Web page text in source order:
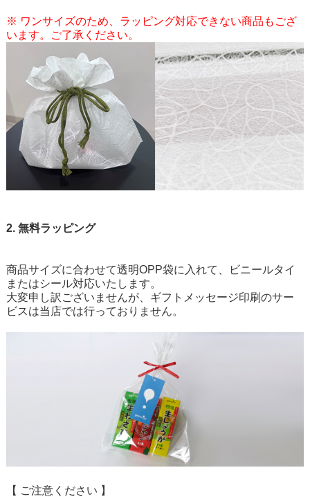
※ ワンサイズのため、ラッピング対応できない商品もござ
います。ご了承ください。
2. 無料ラッピング
商品サイズに合わせて透明OPP袋に入れて、ビニールタイ
またはシール対応いたします。
大変申し訳ございませんが、ギフトメッセージ印刷のサー
ビスは当店では行っておりません。
【 ご注意ください 】